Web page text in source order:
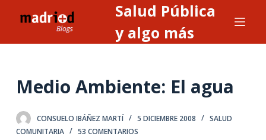
l
Salud Pública
y algo más
Medio Ambiente: El agua
CONSUELO IBÁÑEZ MARTÍ 5 DICIEMBRE 2008
SALUD
COMUNITARIA
53 COMENTARIOS